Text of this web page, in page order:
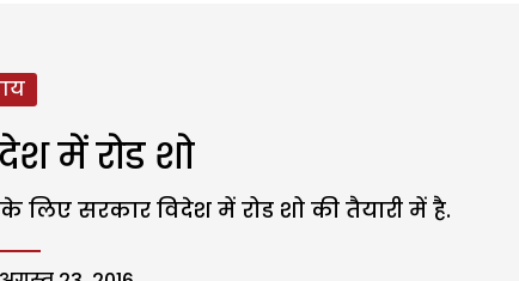
में रोड शो
सरकार विदेश में रोड शो की तैयारी में है.